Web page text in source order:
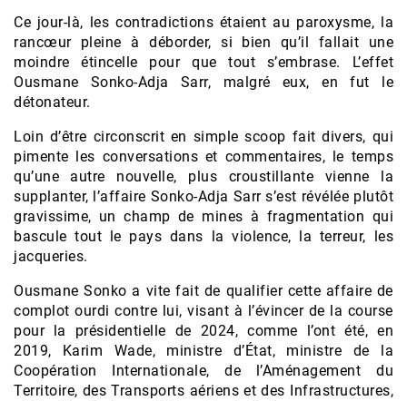
Ce jour-là, les contradictions étaient au paroxysme, la
rancœur pleine à déborder, si bien qu’il fallait une
moindre étincelle pour que tout s’embrase. L’effet
Ousmane Sonko-Adja Sarr, malgré eux, en fut le
détonateur.
Loin d’être circonscrit en simple scoop fait divers, qui
pimente les conversations et commentaires, le temps
qu’une autre nouvelle, plus croustillante vienne la
supplanter, l’affaire Sonko-Adja Sarr s’est révélée plutôt
gravissime, un champ de mines à fragmentation qui
bascule tout le pays dans la violence, la terreur, les
jacqueries.
Ousmane Sonko a vite fait de qualifier cette affaire de
complot ourdi contre lui, visant à l’évincer de la course
pour la présidentielle de 2024, comme l’ont été, en
2019, Karim Wade, ministre d’État, ministre de la
Coopération Internationale, de l’Aménagement du
Territoire, des Transports aériens et des Infrastructures,